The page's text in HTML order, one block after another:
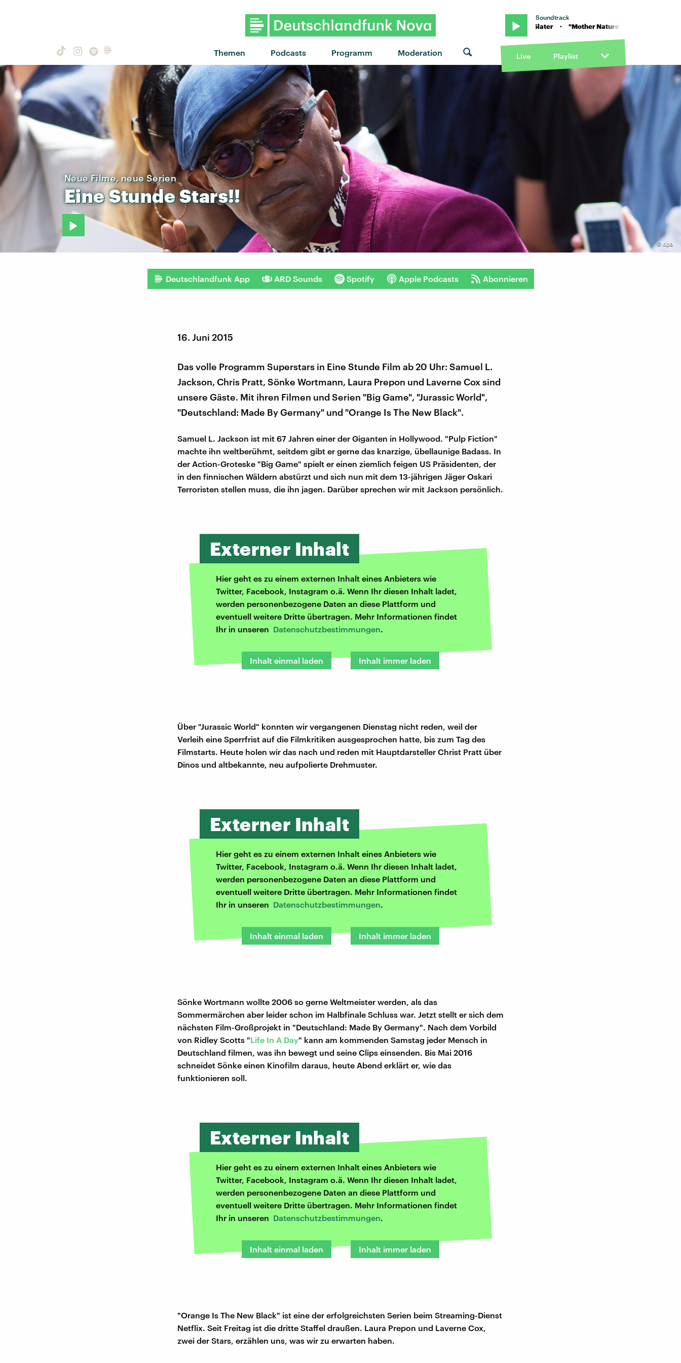
Themen Podcasts Programm Moderation
Soundtrack
"Mother Nature's Killing Spree" von Chloe Slater · "Mother Nature's Killing Spree" von Chloe
Live Playlist
© dpa
Neue Filme, neue Serien
EineStundeStars!!
Deutschlandfunk App ARD Sounds Spotify Apple Podcasts Abonnieren
16. Juni 2015
Das volle Programm Superstars in Eine Stunde Film ab 20 Uhr: Samuel L.
Jackson, Chris Pratt, Sönke Wortmann, Laura Prepon und Laverne Cox sind
unsere Gäste. Mit ihren Filmen und Serien "Big Game", "Jurassic World",
"Deutschland: Made By Germany" und "Orange Is The New Black".
Samuel L. Jackson ist mit 67 Jahren einer der Giganten in Hollywood. "Pulp Fiction"
machte ihn weltberühmt, seitdem gibt er gerne das knarzige, übellaunige Badass. In
der Action-Groteske "Big Game" spielt er einen ziemlich feigen US Präsidenten, der
in den finnischen Wäldern abstürzt und sich nun mit dem 13-jährigen Jäger Oskari
Terroristen stellen muss, die ihn jagen. Darüber sprechen wir mit Jackson persönlich.
Externer Inhalt
Hier geht es zu einem externen Inhalt eines Anbieters wie
Twitter, Facebook, Instagram o.ä. Wenn Ihr diesen Inhalt ladet,
werden personenbezogene Daten an diese Plattform und
eventuell weitere Dritte übertragen. Mehr Informationen findet
Ihr in unseren Datenschutzbestimmungen.
Inhalt einmal laden Inhalt immer laden
Über "Jurassic World" konnten wir vergangenen Dienstag nicht reden, weil der
Verleih eine Sperrfrist auf die Filmkritiken ausgesprochen hatte, bis zum Tag des
Filmstarts. Heute holen wir das nach und reden mit Hauptdarsteller Christ Pratt über
Dinos und altbekannte, neu aufpolierte Drehmuster.
Externer Inhalt
Hier geht es zu einem externen Inhalt eines Anbieters wie
Twitter, Facebook, Instagram o.ä. Wenn Ihr diesen Inhalt ladet,
werden personenbezogene Daten an diese Plattform und
eventuell weitere Dritte übertragen. Mehr Informationen findet
Ihr in unseren Datenschutzbestimmungen.
Inhalt einmal laden Inhalt immer laden
Sönke Wortmann wollte 2006 so gerne Weltmeister werden, als das
Sommermärchen aber leider schon im Halbfinale Schluss war. Jetzt stellt er sich dem
nächsten Film-Großprojekt in "Deutschland: Made By Germany". Nach dem Vorbild
von Ridley Scotts "Life In A Day" kann am kommenden Samstag jeder Mensch in
Deutschland filmen, was ihn bewegt und seine Clips einsenden. Bis Mai 2016
schneidet Sönke einen Kinofilm daraus, heute Abend erklärt er, wie das
funktionieren soll.
Externer Inhalt
Hier geht es zu einem externen Inhalt eines Anbieters wie
Twitter, Facebook, Instagram o.ä. Wenn Ihr diesen Inhalt ladet,
werden personenbezogene Daten an diese Plattform und
eventuell weitere Dritte übertragen. Mehr Informationen findet
Ihr in unseren Datenschutzbestimmungen.
Inhalt einmal laden Inhalt immer laden
"Orange Is The New Black" ist eine der erfolgreichsten Serien beim Streaming-Dienst
Netflix. Seit Freitag ist die dritte Staffel draußen. Laura Prepon und Laverne Cox,
zwei der Stars, erzählen uns, was wir zu erwarten haben.